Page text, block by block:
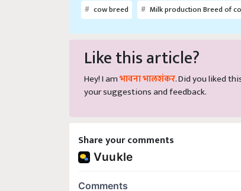
cow breed
Milk production Breed of
Like this article?
Hey! I amभावना भालशंकर. Did you liked
your suggestions and feedback.
Share your comments